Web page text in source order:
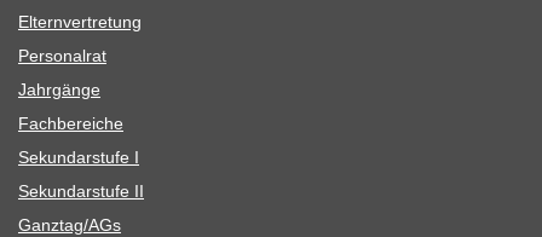
Eltern­ver­tre­tung
Per­so­nal­rat
Jahr­gänge
Fach­be­rei­che
Sekun­dar­stufe I
Sekun­dar­stufe II
Ganztag/​​AGs